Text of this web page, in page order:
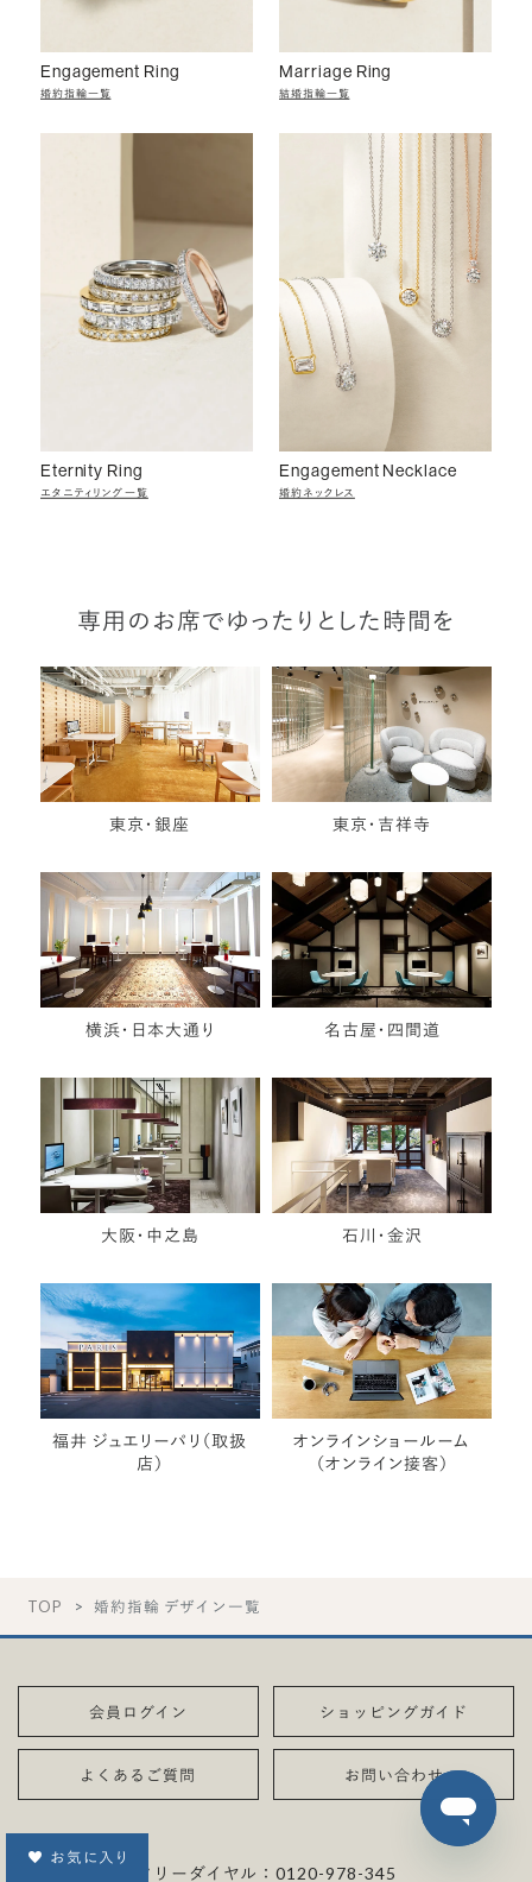
Engagement Ring
婚約指輪一覧
Marriage Ring
結婚指輪一覧
Eternity Ring
エタニティリング一覧
Engagement Necklace
婚約ネックレス
専用のお席でゆったりとした時間を
東京・銀座 東京・吉祥寺
横浜・日本大通り 名古屋・四間道
大阪・中之島 石川・金沢
福井 ジュエリーパリ（取扱
店）
オンラインショールーム
（オンライン接客）
お気に入り
TOP 婚約指輪 デザイン一覧
会員ログイン ショッピングガイド
よくあるご質問 お問い合わせ
フリーダイヤル：0120-978-345